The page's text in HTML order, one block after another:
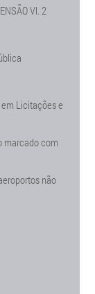
Vl. 2
Licitações e
marcado com
não